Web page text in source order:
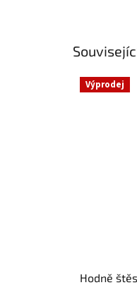
Výprodej
Hodně